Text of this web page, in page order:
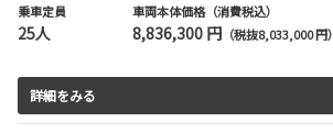
乗車定員
25人
車両本体価格（消費税込）
8,836,300 円 （税抜8,033,000 円）
詳細をみる